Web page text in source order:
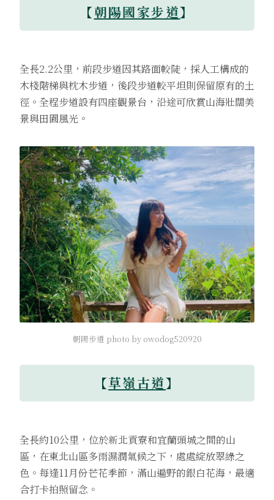
【朝陽國家步道】
全長2.2公里，前段步道因其路面較陡，採人工構成的
木棧階梯與枕木步道，後段步道較平坦則保留原有的土
徑。全程步道設有四座觀景台，沿途可欣賞山海壯闊美
景與田園風光。
朝陽步道 photo by owodog520920
【草嶺古道】
全長約10公里，位於新北貢寮和宜蘭頭城之間的山
區，在東北山區多雨濕潤氣候之下，處處綻放翠綠之
色。每逢11月份芒花季節，滿山遍野的銀白花海，最適
合打卡拍照留念。